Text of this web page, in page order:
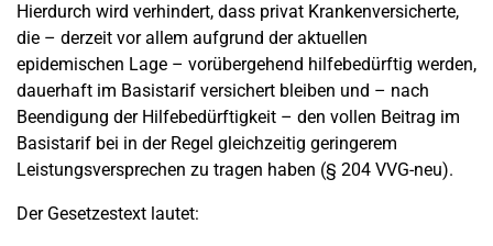
Hierdurch wird verhindert, dass privat Krankenversicherte,
die – derzeit vor allem aufgrund der aktuellen
epidemischen Lage – vorübergehend hilfebedürftig werden,
dauerhaft im Basistarif versichert bleiben und – nach
Beendigung der Hilfebedürftigkeit – den vollen Beitrag im
Basistarif bei in der Regel gleichzeitig geringerem
Leistungsversprechen zu tragen haben (§ 204 VVG-neu).
Der Gesetzestext lautet: